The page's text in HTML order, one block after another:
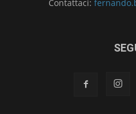
Contattaci: